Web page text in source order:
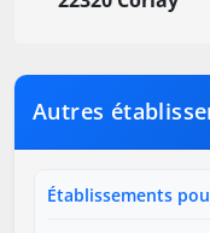
Autres
Établissements